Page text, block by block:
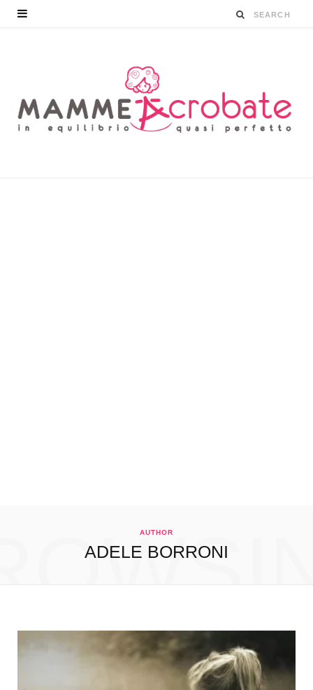
AUTHOR
ADELE BORRONI